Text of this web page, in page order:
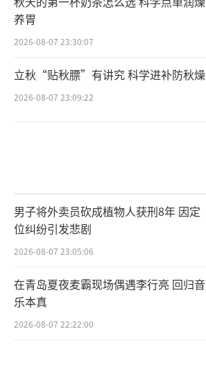
养胃
2026-08-07 23:30:07
立秋“贴秋膘”有讲究 科学进补防秋燥
2026-08-07 23:09:22
男子将外卖员砍成植物人获刑8年 因定
位纠纷引发悲剧
2026-08-07 23:05:06
在青岛夏夜麦霸现场偶遇李行亮 回归音
乐本真
2026-08-07 22:22:00